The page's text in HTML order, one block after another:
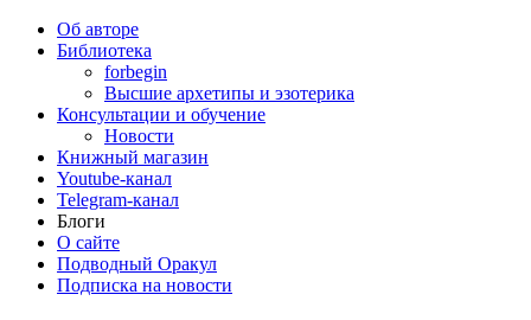
Об авторе
Библиотека
forbegin
Высшие архетипы и эзотерика
Консультации и обучение
Новости
Книжный магазин
Youtube-канал
Telegram-канал
Блоги
О сайте
Подводный Оракул
Подписка на новости